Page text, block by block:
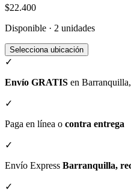
$22.400
Disponible · 2 unidades
Selecciona ubicación
✓
Envío GRATIS en
✓
Paga en línea o contra entrega
✓
Envío Express Barranquilla,
✓